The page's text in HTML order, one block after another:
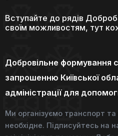
Вступайте до рядів
своїм можливостям, тут
Добровільне формування
запрошенню Київської
адміністрації для
Ми організуємо транспорт
необхідне. Підписуйтесь на